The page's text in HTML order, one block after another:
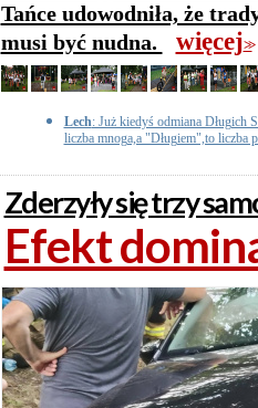
Tańce udowodniła, że
musi być nudna.
więcej>>
Lech: Już kiedyś odmiana Długich
liczba mnoga,a "Długiem",to liczba
Zderzyły się trzy
Efekt